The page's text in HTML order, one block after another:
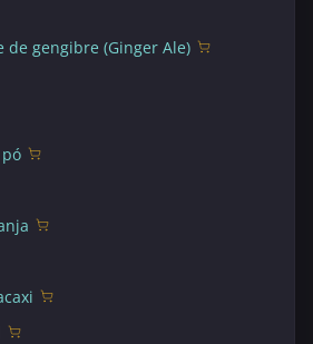
de gengibre (Ginger Ale)